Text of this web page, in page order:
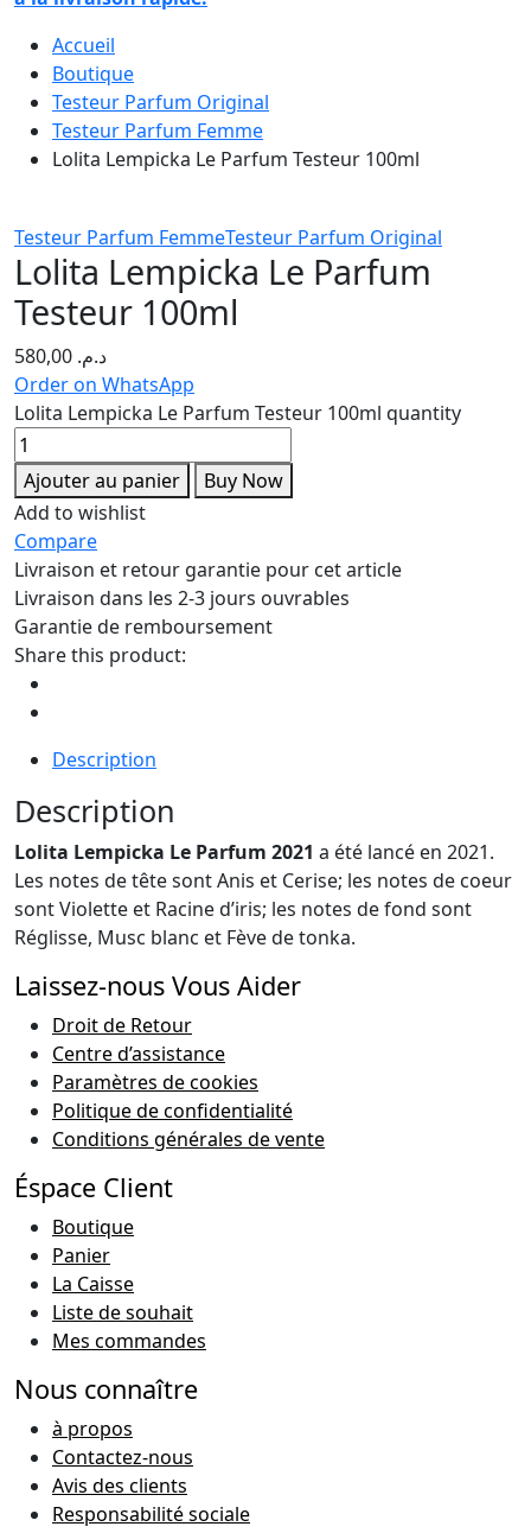
Accueil
Boutique
Testeur Parfum Original
Testeur Parfum Femme
Lolita Lempicka Le Parfum Testeur 100ml
Testeur Parfum FemmeTesteur Parfum Original
Lolita Lempicka Le Parfum
Testeur 100ml
د.م.
Order on WhatsApp
Lolita Lempicka Le Parfum Testeur 100ml quantity
Ajouter au panier
Buy Now
Add to wishlist
Compare
Livraison et retour garantie pour cet article
Livraison dans les 2-3 jours ouvrables
Garantie de remboursement
Share this product:
Description
Description
Lolita Lempicka Le Parfum 2021 a été lancé en 2021.
Les notes de tête sont Anis et Cerise; les notes de coeur
sont Violette et Racine d’iris; les notes de fond sont
Réglisse, Musc blanc et Fève de tonka.
Laissez-nous Vous Aider
Droit de Retour
Centre d’assistance
Paramètres de cookies
Politique de confidentialité
Conditions générales de vente
Éspace Client
Boutique
Panier
La Caisse
Liste de souhait
Mes commandes
Nous connaître
à propos
Contactez-nous
Avis des clients
Responsabilité sociale